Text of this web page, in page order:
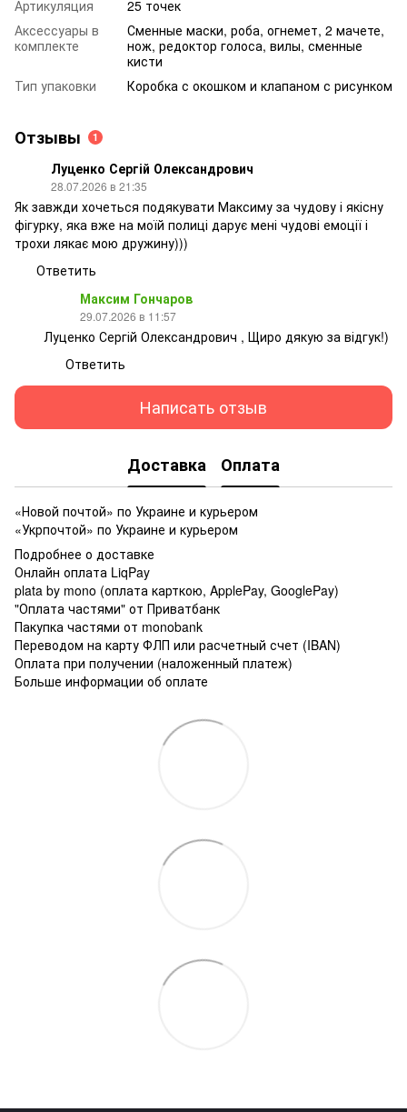
Артикуляция
25 точек
Аксессуары в
комплекте
Сменные маски, роба, огнемет, 2 мачете,
нож, редоктор голоса, вилы, сменные
кисти
Тип упаковки
Коробка с окошком и клапаном с рисунком
Отзывы 1
Луценко Сергій Олександрович
28.07.2026 в 21:35
Як завжди хочеться подякувати Максиму за чудову і якісну
фігурку, яка вже на моїй полиці дарує мені чудові емоції і
трохи лякає мою дружину)))
Ответить
Максим Гончаров
29.07.2026 в 11:57
Луценко Сергій Олександрович , Щиро дякую за відгук!)
Ответить
Написать отзыв
Доставка Оплата
«Новой почтой» по Украине и курьером
«Укрпочтой» по Украине и курьером
Подробнее о доставке
Онлайн оплата LiqPay
plata by mono (оплата карткою, ApplePay, GooglePay)
"Оплата частями" от Приватбанк
Пакупка частями от monobank
Переводом на карту ФЛП или расчетный счет (IBAN)
Оплата при получении (наложенный платеж)
Больше информации об оплате